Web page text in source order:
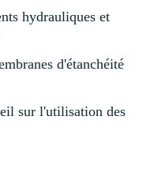
hydrauliques et
d'étanchéité
sur l'utilisation des